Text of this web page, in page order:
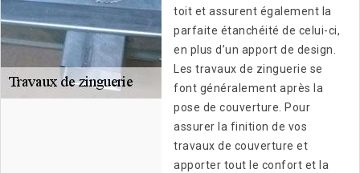
toit et assurent également la
parfaite étanchéité de celui-ci,
en plus d’un apport de design.
Les travaux de zinguerie se
font généralement après la
pose de couverture. Pour
assurer la finition de vos
travaux de couverture et
apporter tout le confort et la